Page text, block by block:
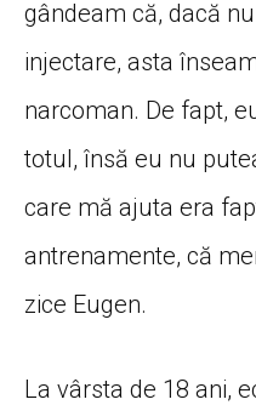
gândeam că, dacă
injectare, asta
narcoman. De fapt,
totul, însă eu nu
care mă ajuta era
antrenamente, că
zice Eugen.
La vârsta de 18 ani,